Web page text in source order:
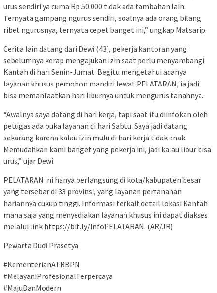
urus sendiri ya cuma Rp 50.000 tidak ada tambahan lain.
Ternyata gampang ngurus sendiri, soalnya ada orang bilang
ribet ngurusnya, ternyata cepet banget ini,” ungkap Matsarip.
Cerita lain datang dari Dewi (43), pekerja kantoran yang
sebelumnya kerap mengajukan izin saat perlu menyambangi
Kantah di hari Senin-Jumat. Begitu mengetahui adanya
layanan khusus pemohon mandiri lewat PELATARAN, ia jadi
bisa memanfaatkan hari liburnya untuk mengurus tanahnya.
“Awalnya saya datang di hari kerja, tapi saat itu diinfokan oleh
petugas ada buka layanan di hari Sabtu. Saya jadi datang
sekarang karena kalau izin mulu di hari kerja tidak enak.
Memudahkan kami banget yang pekerja ini, jadi kalau libur bisa
urus,” ujar Dewi.
PELATARAN ini hanya berlangsung di kota/kabupaten besar
yang tersebar di 33 provinsi, yang layanan pertanahan
hariannya cukup tinggi. Informasi terkait detail lokasi Kantah
mana saja yang menyediakan layanan khusus ini dapat diakses
melalui link https://bit.ly/InfoPELATARAN. (AR/JR)
Pewarta Dudi Prasetya
#KementerianATRBPN
#MelayaniProfesionalTerpercaya
#MajuDanModern